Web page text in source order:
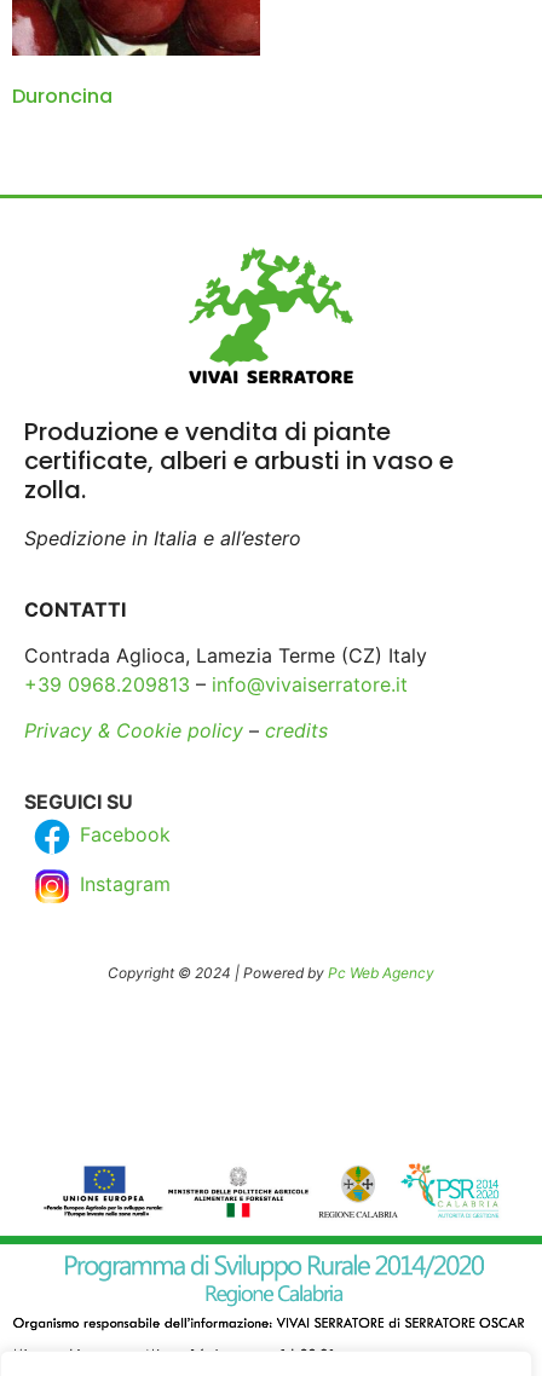
Duroncina
Produzione e vendita di piante
certificate, alberi e arbusti in vaso e
zolla.
Spedizione in Italia e all’estero
CONTATTI
Contrada Aglioca, Lamezia Terme (CZ) Italy
+39 0968.209813 – info@vivaiserratore.it
Privacy & Cookie policy – credits
SEGUICI SU
Facebook
Instagram
Copyright © 2024 | Powered by Pc Web Agency